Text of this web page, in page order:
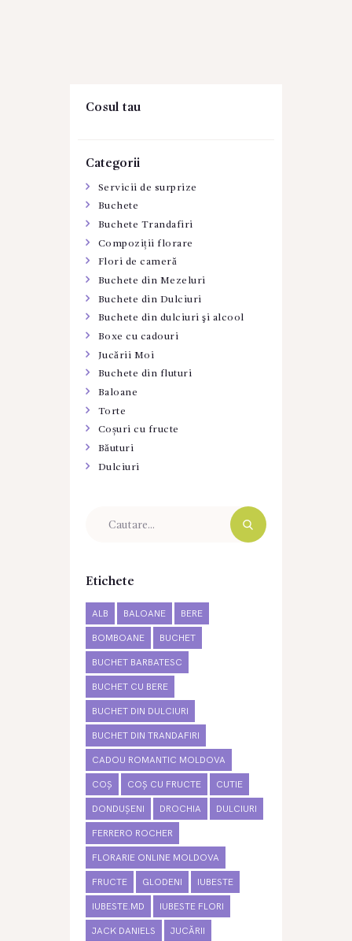
Cosul tau
Categorii
Servicii de surprize
Buchete
Buchete Trandafiri
Compoziții florare
Flori de cameră
Buchete din Mezeluri
Buchete din Dulciuri
Buchete din dulciuri şi alcool
Boxe cu cadouri
Jucării Moi
Buchete din fluturi
Baloane
Torte
Coșuri cu fructe
Băuturi
Dulciuri
Etichete
ALB BALOANE BERE
BOMBOANE BUCHET
BUCHET BARBATESC
BUCHET CU BERE
BUCHET DIN DULCIURI
BUCHET DIN TRANDAFIRI
CADOU ROMANTIC MOLDOVA
COȘ COȘ CU FRUCTE CUTIE
DONDUȘENI DROCHIA DULCIURI
FERRERO ROCHER
FLORARIE ONLINE MOLDOVA
FRUCTE GLODENI IUBESTE
IUBESTE.MD IUBESTE FLORI
JACK DANIELS JUCĂRII